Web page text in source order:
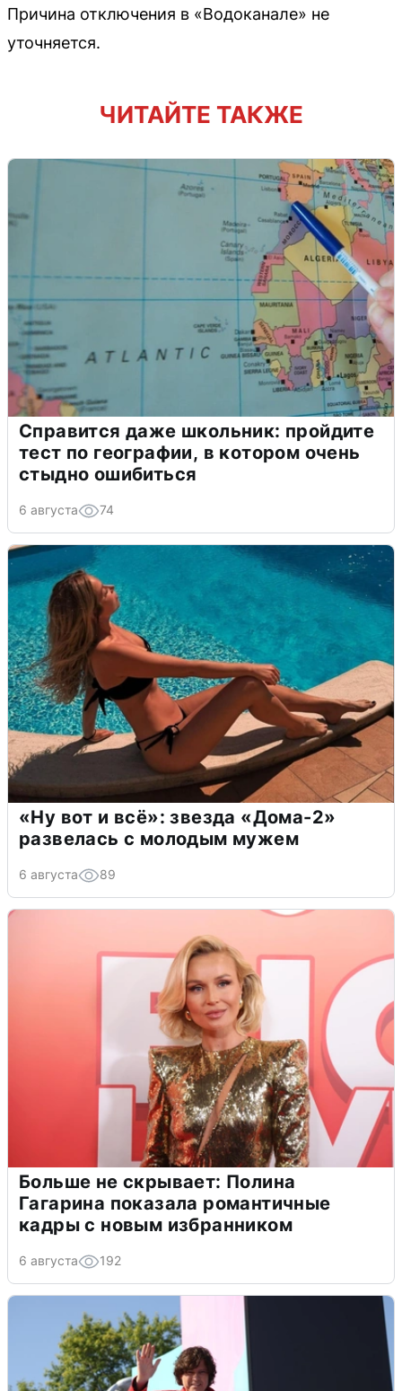
Причина отключения в «Водоканале» не
уточняется.
ЧИТАЙТЕ ТАКЖЕ
Справится даже школьник: пройдите
тест по географии, в котором очень
стыдно ошибиться
6 августа 74
«Ну вот и всё»: звезда «Дома-2»
развелась с молодым мужем
6 августа 89
Больше не скрывает: Полина
Гагарина показала романтичные
кадры с новым избранником
6 августа 192